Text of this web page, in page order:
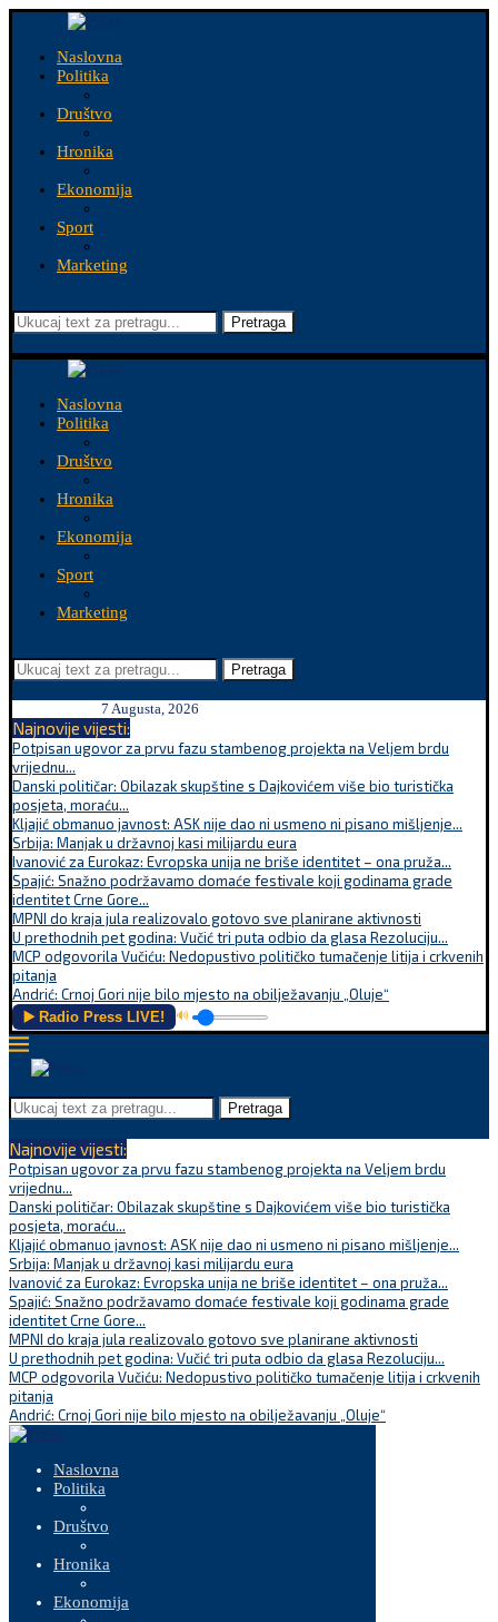
Naslovna
Politika
Društvo
Hronika
Ekonomija
Sport
Marketing
Pretraga
Naslovna
Politika
Društvo
Hronika
Ekonomija
Sport
Marketing
Pretraga
7 Augusta, 2026
Najnovije vijesti:
Potpisan ugovor za prvu fazu stambenog projekta na Veljem brdu
vrijednu...
Danski političar: Obilazak skupštine s Dajkovićem više bio turistička
posjeta, moraću...
Kljajić obmanuo javnost: ASK nije dao ni usmeno ni pisano mišljenje...
Srbija: Manjak u državnoj kasi milijardu eura
Ivanović za Eurokaz: Evropska unija ne briše identitet – ona pruža...
Spajić: Snažno podržavamo domaće festivale koji godinama grade
identitet Crne Gore...
MPNI do kraja jula realizovalo gotovo sve planirane aktivnosti
U prethodnih pet godina: Vučić tri puta odbio da glasa Rezoluciju...
MCP odgovorila Vučiću: Nedopustivo političko tumačenje litija i crkvenih
pitanja
Andrić: Crnoj Gori nije bilo mjesto na obilježavanju „Oluje“
▶️ Radio Press LIVE! 🔊
Pretraga
Najnovije vijesti:
Potpisan ugovor za prvu fazu stambenog projekta na Veljem brdu
vrijednu...
Danski političar: Obilazak skupštine s Dajkovićem više bio turistička
posjeta, moraću...
Kljajić obmanuo javnost: ASK nije dao ni usmeno ni pisano mišljenje...
Srbija: Manjak u državnoj kasi milijardu eura
Ivanović za Eurokaz: Evropska unija ne briše identitet – ona pruža...
Spajić: Snažno podržavamo domaće festivale koji godinama grade
identitet Crne Gore...
MPNI do kraja jula realizovalo gotovo sve planirane aktivnosti
U prethodnih pet godina: Vučić tri puta odbio da glasa Rezoluciju...
MCP odgovorila Vučiću: Nedopustivo političko tumačenje litija i crkvenih
pitanja
Andrić: Crnoj Gori nije bilo mjesto na obilježavanju „Oluje“
Naslovna
Politika
Društvo
Hronika
Ekonomija